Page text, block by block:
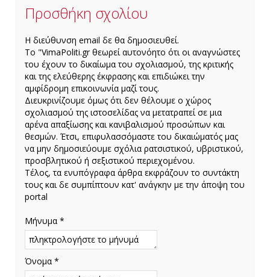
Προσθήκη σχολίου
H διεύθυνση email δε θα δημοσιευθεί.
Το "VimaPoliti.gr θεωρεί αυτονόητο ότι οι αναγνώστες
του έχουν το δικαίωμα του σχολιασμού, της κριτικής
και της ελεύθερης έκφρασης και επιδιώκει την
αμφίδρομη επικοινωνία μαζί τους.
Διευκρινίζουμε όμως ότι δεν θέλουμε ο χώρος
σχολιασμού της ιστοσελίδας να μετατραπεί σε μια
αρένα απαξίωσης και κανιβαλισμού προσώπων και
θεσμών. Έτσι, επιφυλασσόμαστε του δικαιώματός μας
να μην δημοσιεύουμε σχόλια ρατσιστικού, υβριστικού,
προσβλητικού ή σεξιστικού περιεχομένου.
Τέλος, τα ενυπόγραφα άρθρα εκφράζουν το συντάκτη
τους και δε συμπίπτουν κατ' ανάγκην με την άποψη του
portal
Μήνυμα *
Όνομα *